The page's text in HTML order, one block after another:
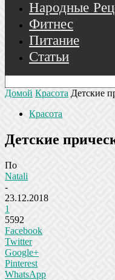
Народные
Фитнес
Питание
Статьи
Домой Красота Детские
Красота
Детские
По
Natali
-
23.12.2018
1
5592
Facebook
Twitter
Google+
Pinterest
WhatsApp